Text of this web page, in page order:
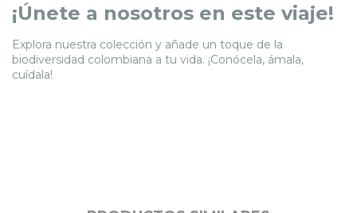
¡Únete a nosotros en este viaje!
Explora nuestra colección y añade un toque de la
biodiversidad colombiana a tu vida. ¡Conócela, ámala,
cuídala!